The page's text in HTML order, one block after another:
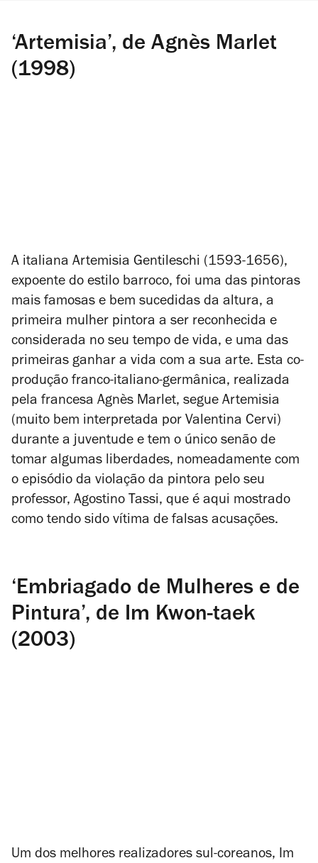
‘Artemisia’, de Agnès Marlet
(1998)
A italiana Artemisia Gentileschi (1593-1656),
expoente do estilo barroco, foi uma das pintoras
mais famosas e bem sucedidas da altura, a
primeira mulher pintora a ser reconhecida e
considerada no seu tempo de vida, e uma das
primeiras ganhar a vida com a sua arte. Esta co-
produção franco-italiano-germânica, realizada
pela francesa Agnès Marlet, segue Artemisia
(muito bem interpretada por Valentina Cervi)
durante a juventude e tem o único senão de
tomar algumas liberdades, nomeadamente com
o episódio da violação da pintora pelo seu
professor, Agostino Tassi, que é aqui mostrado
como tendo sido vítima de falsas acusações.
‘Embriagado de Mulheres e de
Pintura’, de Im Kwon-taek
(2003)
Um dos melhores realizadores sul-coreanos, Im